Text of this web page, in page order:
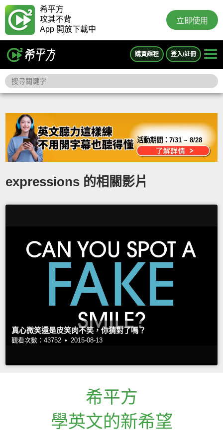
希平方
攻其不背
App 開放下載中
立即使用
購買課程 登入/註冊
活動期間：7/31 ~ 8/28
expressions 的相關影片
真心微笑還是皮笑肉不笑，你猜對了嗎？
觀看次數：43752 • 2015-08-13
希平方
學英文的新希望